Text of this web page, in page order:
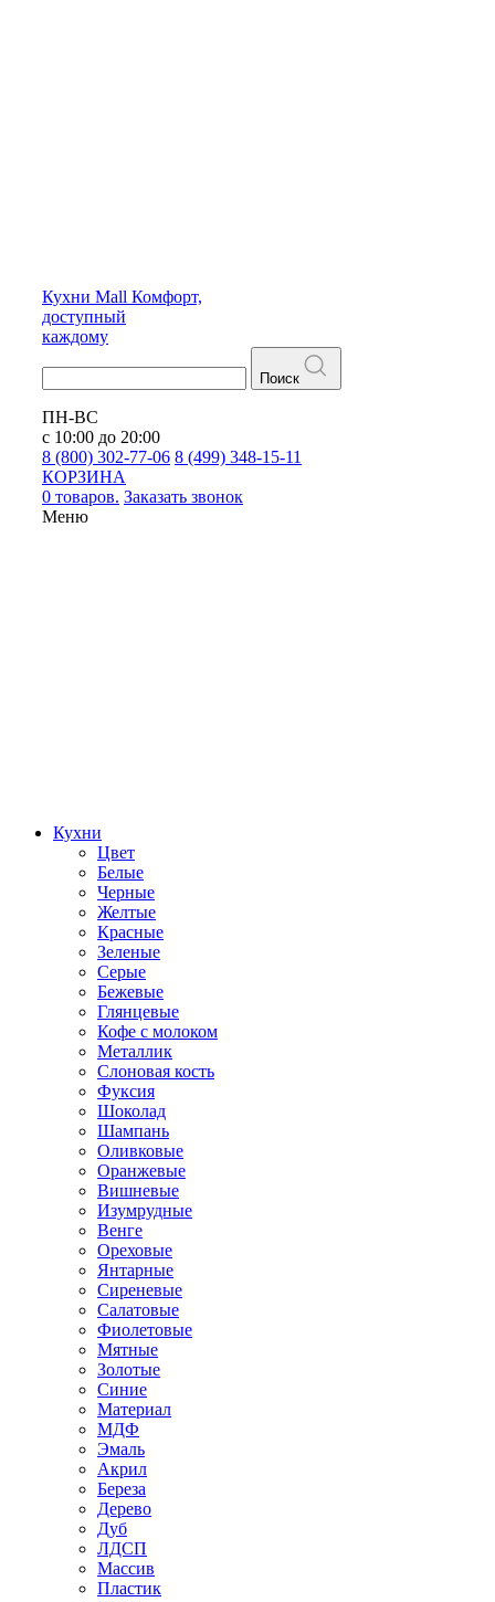
Кухни Mall Комфорт,
доступный
каждому
Поиск
ПН-ВС
с 10:00 до 20:00
8 (800) 302-77-06 8 (499) 348-15-11
КОРЗИНА
0 товаров. Заказать звонок
Меню
Кухни
Цвет
Белые
Черные
Желтые
Красные
Зеленые
Серые
Бежевые
Глянцевые
Кофе с молоком
Металлик
Слоновая кость
Фуксия
Шоколад
Шампань
Оливковые
Оранжевые
Вишневые
Изумрудные
Венге
Ореховые
Янтарные
Сиреневые
Салатовые
Фиолетовые
Мятные
Золотые
Синие
Материал
МДФ
Эмаль
Акрил
Береза
Дерево
Дуб
ЛДСП
Массив
Пластик